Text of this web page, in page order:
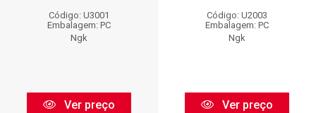
Código: U3001
Embalagem: PC
Ngk
Ver preço
Código: U2003
Embalagem: PC
Ngk
Ver preço